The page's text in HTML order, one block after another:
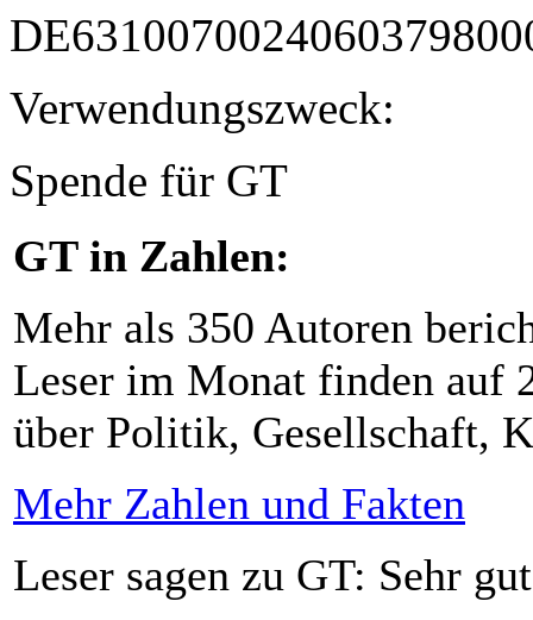
Verwendungszweck:
Spende für GT
GT in Zahlen:
Mehr als 350 Autoren
Leser im Monat finden auf
über Politik, Gesellschaft,
Mehr Zahlen und Fakten
Leser sagen zu GT: Sehr